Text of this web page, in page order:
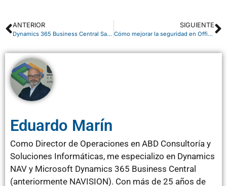
ANTERIOR
Dynamics 365 Business Central SaaS, el ERP que impulsa a los empleados a ser más productivos
SIGUIENTE
Cómo mejorar la seguridad en Office 365 y Microsoft 365
Eduardo Marín
Como Director de Operaciones en ABD Consultoría y
Soluciones Informáticas, me especializo en Dynamics
NAV y Microsoft Dynamics 365 Business Central
(anteriormente NAVISION). Con más de 25 años de